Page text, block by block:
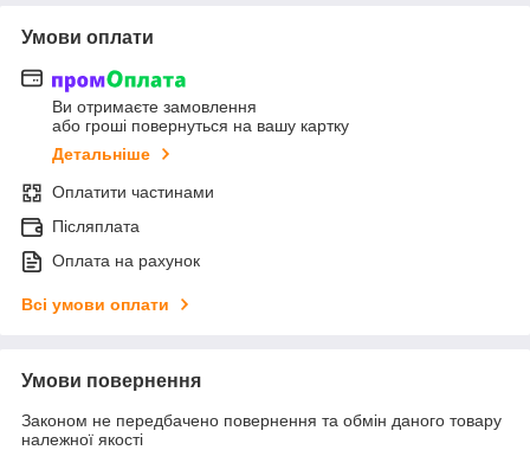
Умови оплати
Ви отримаєте замовлення
або гроші повернуться на вашу картку
Детальніше
Оплатити частинами
Післяплата
Оплата на рахунок
Всі умови оплати
Умови повернення
Законом не передбачено повернення та обмін даного товару
належної якості